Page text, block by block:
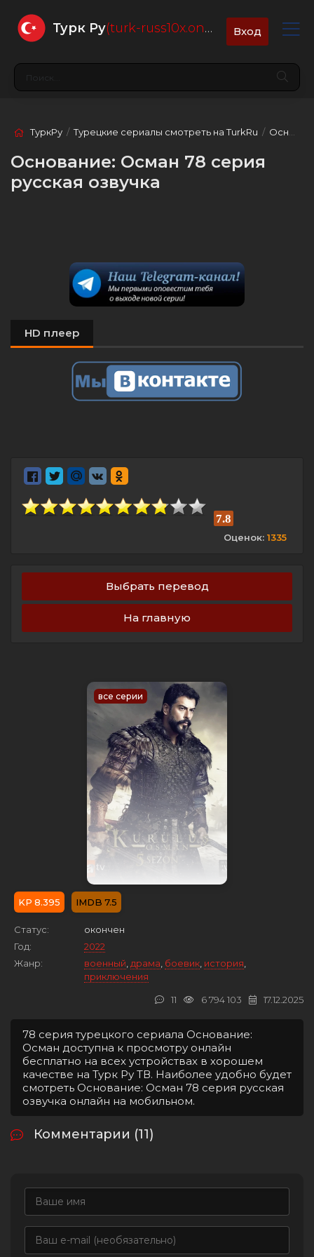
Турк Ру(turk-russ10x.online) Вход
ТуркРу /Турецкие сериалы смотреть на TurkRu / Основание: Осман
Основание: Осман 78 серия
русская озвучка
HD плеер
7.8
Оценок: 1335
Выбрать перевод
На главную
все серии
8.395 7.5
Статус:
окончен
Год:
2022
Жанр:
военный драма боевик история
приключения
17.12.2025
6 794 103
11
78 серия турецкого сериала Основание:
Осман доступна к просмотру онлайн
бесплатно на всех устройствах в хорошем
качестве на Турк Ру ТВ. Наиболее удобно будет
смотреть Основание: Осман 78 серия русская
озвучка онлайн на мобильном.
Комментарии (11)